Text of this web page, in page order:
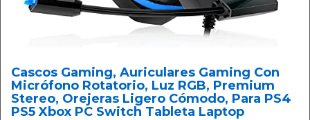
Cascos Gaming, Auriculares Gaming Con
Micrófono Rotatorio, Luz RGB, Premium
Stereo, Orejeras Ligero Cómodo, Para PS4
PS5 Xbox PC Switch Tableta Laptop